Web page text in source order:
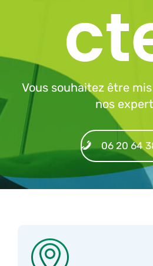
Vous souhaitez être
nos
06 20 64